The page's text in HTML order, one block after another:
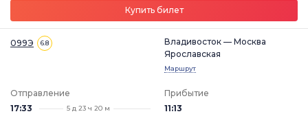
Купить билет
099Э 6.8
Владивосток — Москва
Ярославская
Маршрут
Отправление
17:33
5 д 23 ч 20 м
Прибытие
11:13